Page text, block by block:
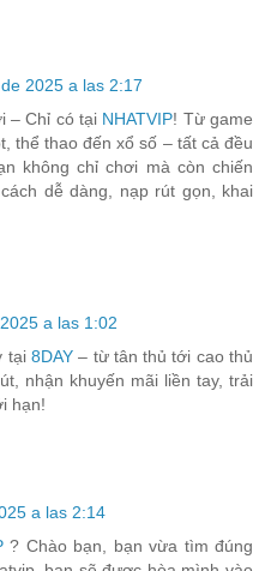
2025 a las 2:17
– Chỉ có tại NHATVIP! Từ game
thể thao đến xổ số – tất cả đều
không chỉ chơi mà còn chiến
dễ dàng, nạp rút gọn, khai
a las 1:02
tại 8DAY – từ tân thủ tới cao thủ
nhận khuyến mãi liền tay, trải
hạn!
a las 2:14
? Chào bạn, bạn vừa tìm đúng